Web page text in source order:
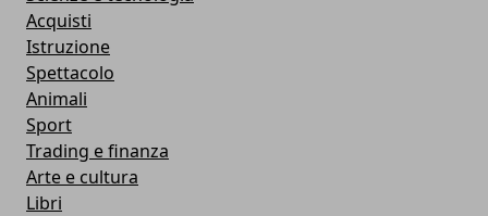
Acquisti
Istruzione
Spettacolo
Animali
Sport
Trading e finanza
Arte e cultura
Libri